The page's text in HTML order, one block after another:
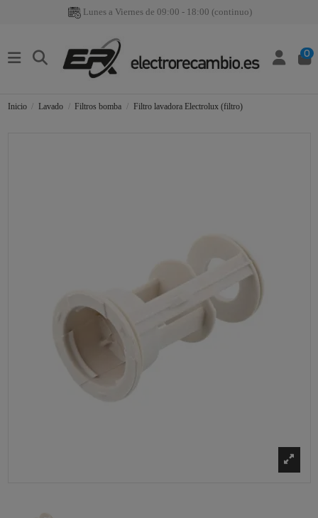
Lunes a Viernes de 09:00 - 18:00 (continuo)
0
Inicio Lavado Filtros bomba Filtro lavadora Electrolux (filtro)